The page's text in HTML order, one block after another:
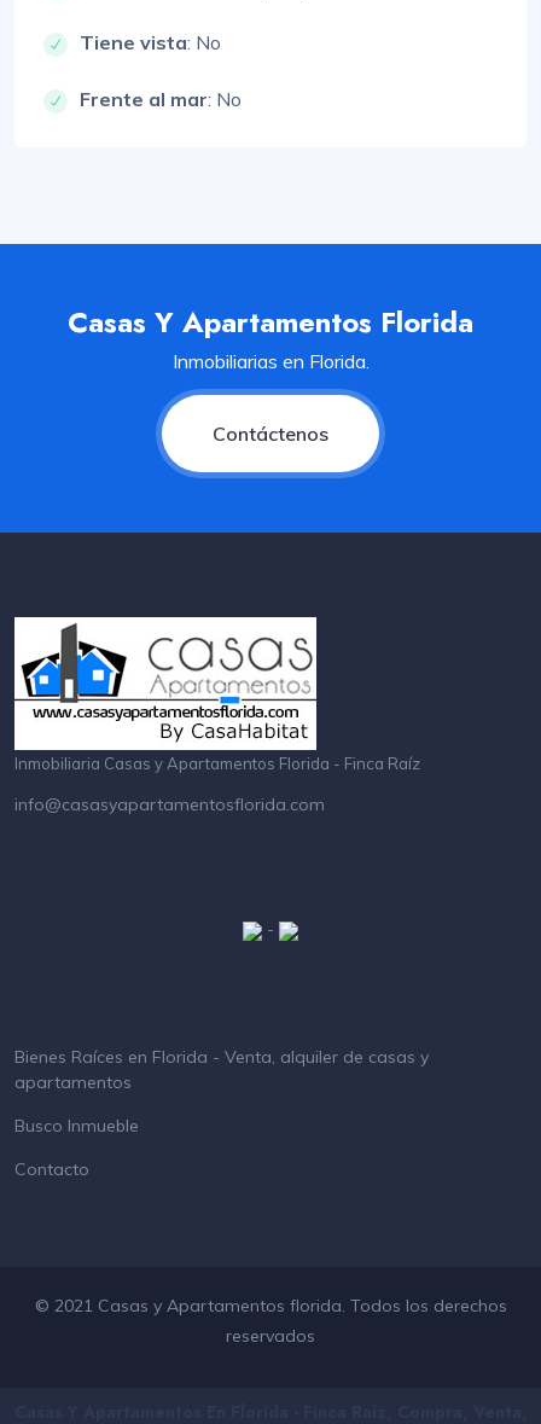
Tiene vista: No
Frente al mar: No
Casas Y Apartamentos Florida
Inmobiliarias en Florida.
Contáctenos
Inmobiliaria Casas y Apartamentos Florida - Finca Raíz
info@casasyapartamentosflorida.com
-
Bienes Raíces en Florida - Venta, alquiler de casas y
apartamentos
Busco Inmueble
Contacto
© 2021 Casas y Apartamentos florida. Todos los derechos
reservados